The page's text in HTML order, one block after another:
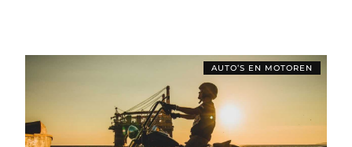
AUTO’S EN MOTOREN